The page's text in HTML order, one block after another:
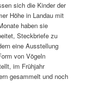
sich die Kinder der
Höhe in Landau mit
haben sie
Steckbriefe zu
eine Ausstellung
von Vögeln
im Frühjahr
gesammelt und noch